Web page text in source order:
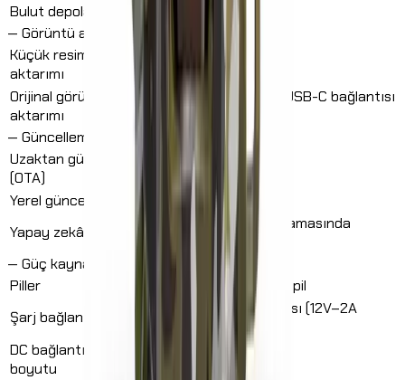
Bulut depolama
ücretsiz
— Görüntü aktarımı
Küçük resim
aktarımı
4G ağı üzerinden
Orijinal görüntü
aktarımı
4G ağı üzerinden veya USB-C bağlantısı
üzerinden
— Güncellemeler ve yapay zekâ
Uzaktan güncelleme
(OTA)
destekleniyor
Yerel güncelleme
SD kart üzerinden
Yapay zekâ işlevi
Modernhunter uygulamasında
ücretsiz dahil
— Güç kaynağı
Piller
Set başına 8 × AA pil
Şarj bağlantısı
DC bağlantı noktası (12V–2A
adaptör)
DC bağlantı noktası
boyutu
4.4 mm × 1.6 mm